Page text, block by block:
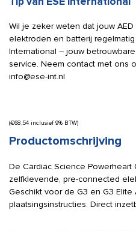
Wil je zeker weten dat jouw AED
elektroden en batterij
International – jouw
service. Neem contact met ons
info@ese-int.nl
(€68,54 inclusief 9% BTW)
Productomschrijving
De Cardiac Science Powerheart
zelfklevende, pre-connected
Geschikt voor de G3 en G3 Elite
plaatsingsinstructies. Direct